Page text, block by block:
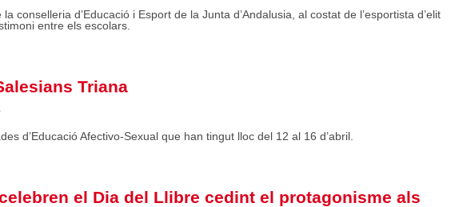
conselleria d’Educació i Esport de la Junta d’Andalusia, al costat de l’esportista d’elit
entre els escolars.
Triana
d’Educació Afectivo-Sexual que han tingut lloc del 12 al 16 d’abril.
el Dia del Llibre cedint el protagonisme als